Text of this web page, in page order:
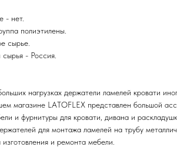
- нет.
полиэтилены.
сырье.
- Россия.
нагрузках держатели ламелей кровати
магазине LATOFLEX представлен большой
и фурнитуры для кровати, дивана и
для монтажа ламелей на трубу
и ремонта мебели.